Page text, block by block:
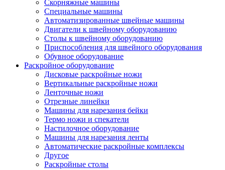
Скорняжные машины
Специальные машины
Автоматизированные швейные машины
Двигатели к швейному оборудованию
Столы к швейному оборудованию
Приспособления для швейного оборудования
Обувное оборудование
Раскройное оборудование
Дисковые раскройные ножи
Вертикальные раскройные ножи
Ленточные ножи
Отрезные линейки
Машины для нарезания бейки
Термо ножи и спекатели
Настилочное оборудование
Машины для нарезания ленты
Автоматические раскройные комплексы
Другое
Раскройные столы